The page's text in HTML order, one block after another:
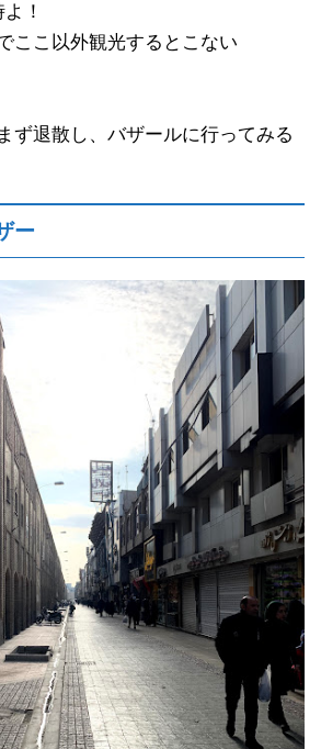
！
ここ以外観光するとこない
ず退散し、バザールに行ってみる
ー